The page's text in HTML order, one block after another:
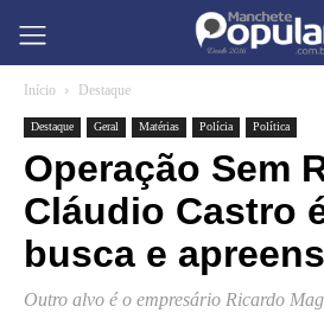
Início Destaque
Destaque Geral Matérias Polícia Política
Operação Sem
Cláudio Castro
busca e
Outro alvo é o empresário Ricardo